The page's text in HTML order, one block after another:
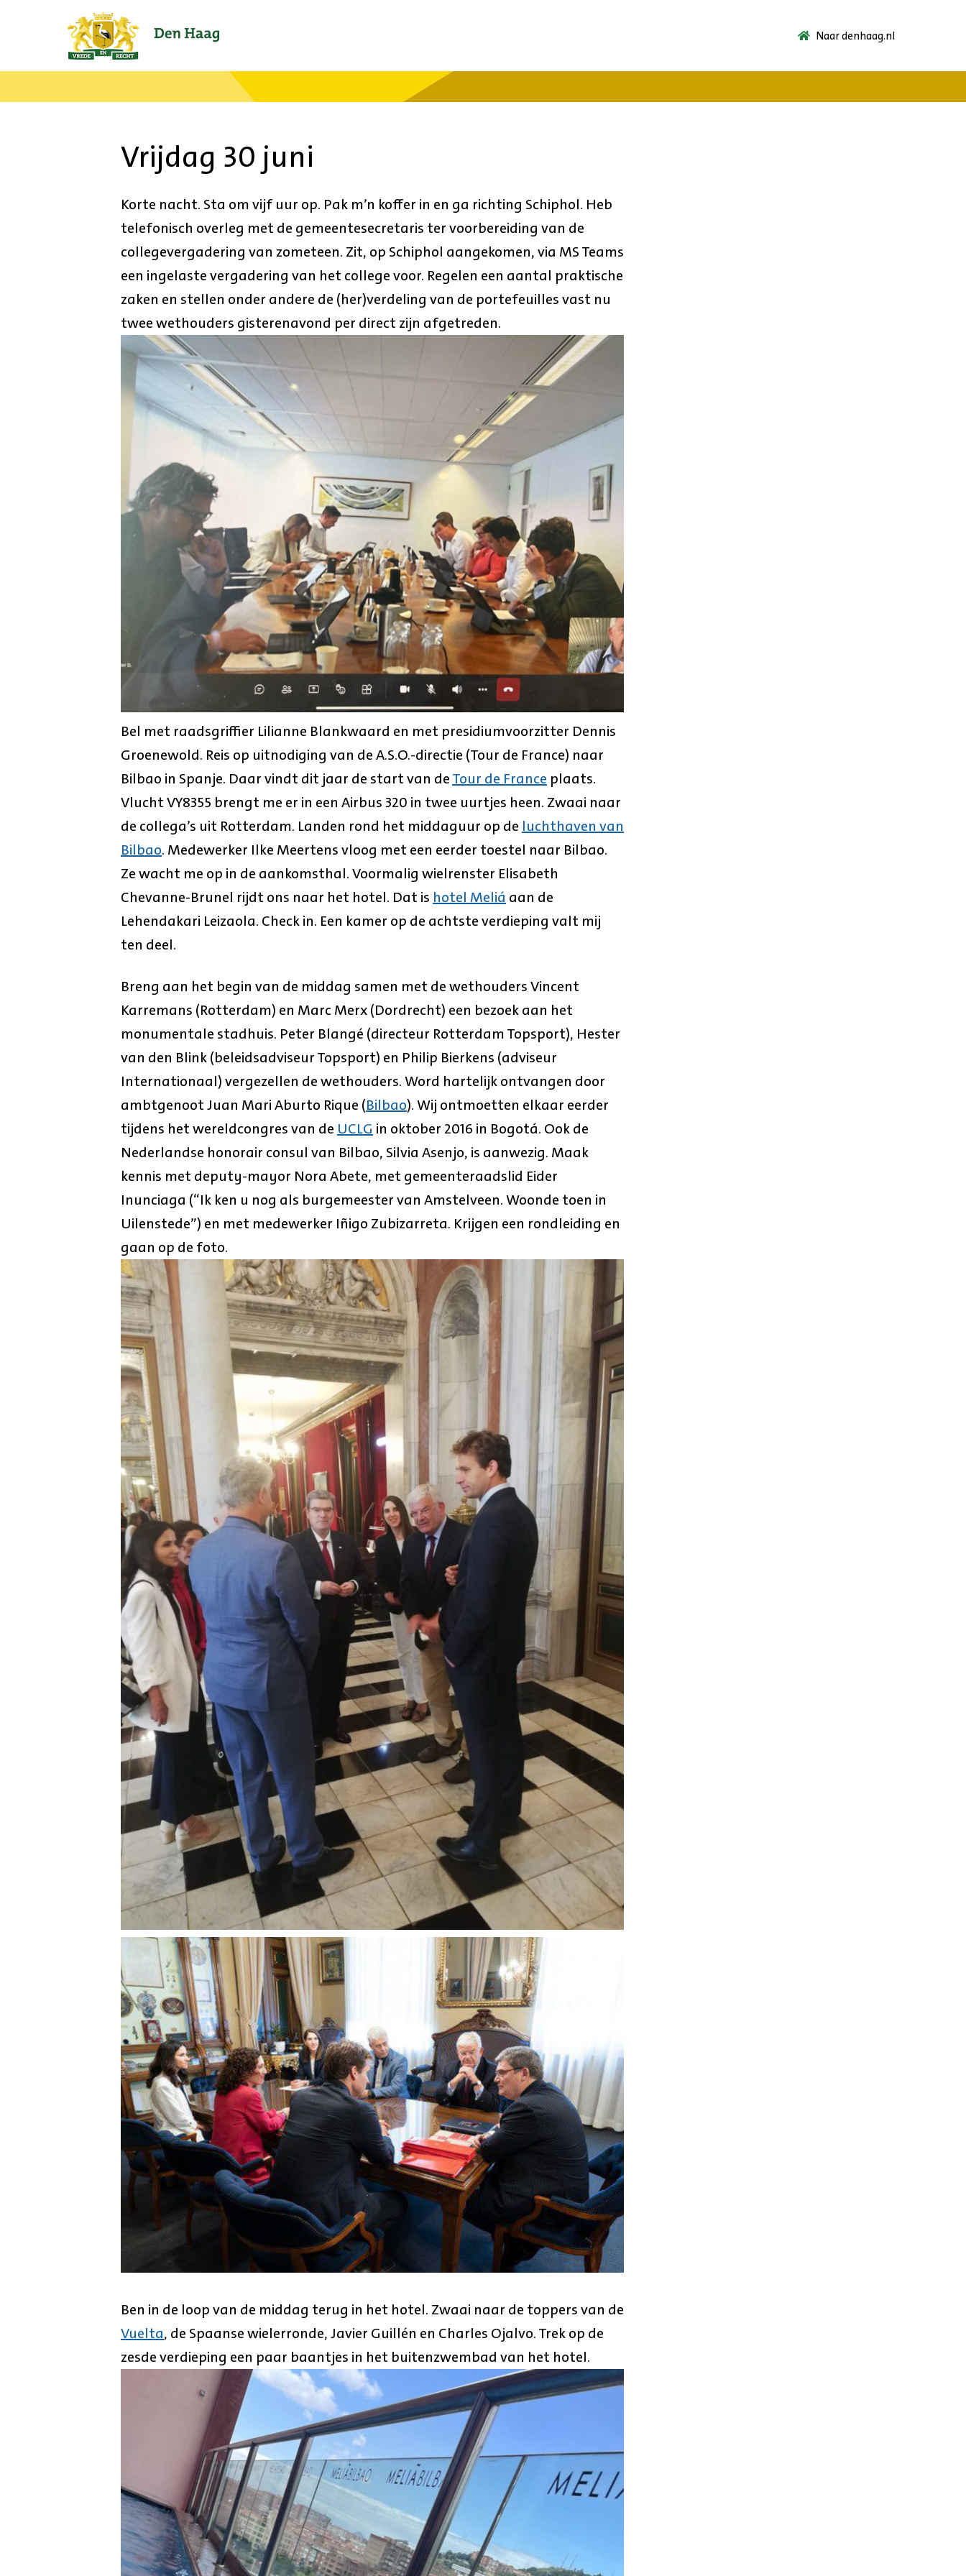
Ga
naar
de
Naar denhaag.nl
Vrijdag 30 juni
Korte nacht. Sta om vijf uur op. Pak m’n koffer in en ga richting Schiphol. Heb
telefonisch overleg met de gemeentesecretaris ter voorbereiding van de
collegevergadering van zometeen. Zit, op Schiphol aangekomen, via MS Teams
een ingelaste vergadering van het college voor. Regelen een aantal praktische
zaken en stellen onder andere de (her)verdeling van de portefeuilles vast nu
twee wethouders gisterenavond per direct zijn afgetreden.
Bel met raadsgriffier Lilianne Blankwaard en met presidiumvoorzitter Dennis
Groenewold. Reis op uitnodiging van de A.S.O.-directie (Tour de France) naar
Bilbao in Spanje. Daar vindt dit jaar de start van deTour de France plaats.
Vlucht VY8355 brengt me er in een Airbus 320 in twee uurtjes heen. Zwaai naar
de collega’s uit Rotterdam. Landen rond het middaguur op de luchthaven van
Bilbao. Medewerker Ilke Meertens vloog met een eerder toestel naar Bilbao.
Ze wacht me op in de aankomsthal. Voormalig wielrenster Elisabeth
Chevanne-Brunel rijdt ons naar het hotel. Dat is hotel Meliá aan de
Lehendakari Leizaola. Check in. Een kamer op de achtste verdieping valt mij
ten deel.
Breng aan het begin van de middag samen met de wethouders Vincent
Karremans (Rotterdam) en Marc Merx (Dordrecht) een bezoek aan het
monumentale stadhuis. Peter Blangé (directeur Rotterdam Topsport), Hester
van den Blink (beleidsadviseur Topsport) en Philip Bierkens (adviseur
Internationaal) vergezellen de wethouders. Word hartelijk ontvangen door
ambtgenoot Juan Mari Aburto Rique (Bilbao). Wij ontmoetten elkaar eerder
tijdens het wereldcongres van de UCLG in oktober 2016 in Bogotá. Ook de
Nederlandse honorair consul van Bilbao, Silvia Asenjo, is aanwezig. Maak
kennis met deputy-mayor Nora Abete, met gemeenteraadslid Eider
Inunciaga (“Ik ken u nog als burgemeester van Amstelveen. Woonde toen in
Uilenstede”) en met medewerker Iñigo Zubizarreta. Krijgen een rondleiding en
gaan op de foto.
Ben in de loop van de middag terug in het hotel. Zwaai naar de toppers van de
Vuelta, de Spaanse wielerronde, Javier Guillén en Charles Ojalvo. Trek op de
zesde verdieping een paar baantjes in het buitenzwembad van het hotel.